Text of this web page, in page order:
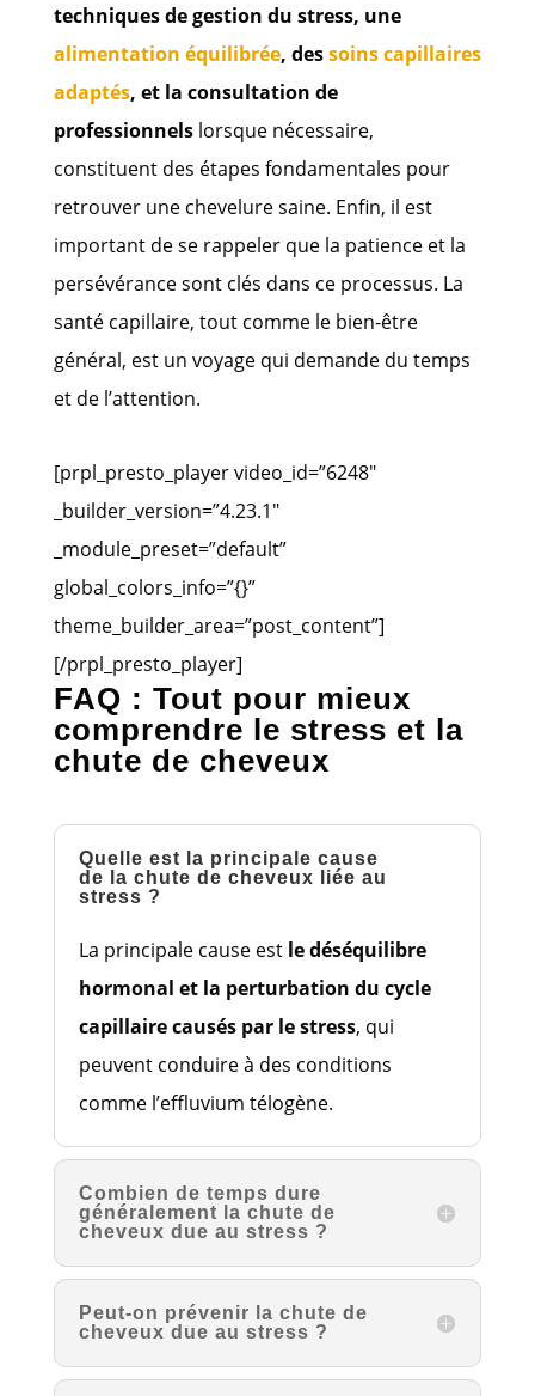
techniques de gestion du stress, une
alimentation équilibrée, dessoins capillaires
adaptés, et la consultation de
professionnelslorsque nécessaire,
constituent des étapes fondamentales pour
retrouver une chevelure saine. Enfin, il est
important de se rappeler que la patience et la
persévérance sont clés dans ce processus. La
santé capillaire, tout comme le bien-être
général, est un voyage qui demande du temps
et de l’attention.
[prpl_presto_player video_id=”6248″
_builder_version=”4.23.1″
_module_preset=”default”
global_colors_info=”{}”
theme_builder_area=”post_content”]
[/prpl_presto_player]
FAQ : Tout pour mieux
comprendre le stress et la
chute de cheveux
Quelle est la principale cause
de la chute de cheveux liée au
stress ?
La principale cause est le déséquilibre
hormonal et la perturbation du cycle
capillaire causés par le stress, qui
peuvent conduire à des conditions
comme l’effluvium télogène.
Combien de temps dure
généralement la chute de
cheveux due au stress ?
Peut-on prévenir la chute de
cheveux due au stress ?